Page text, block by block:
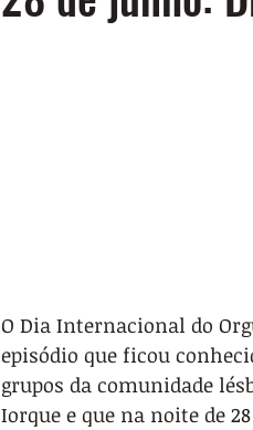
O Dia Internacional do
episódio que ficou
grupos da comunidade
Iorque e que na noite de